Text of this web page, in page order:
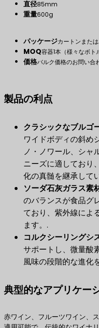
直径85mm
重量600g
パッケージカートンまた
MOQ容器1本（様々なボト
価格バルク価格のお問い合
製品の利点
クラシックなブルゴ
ワイドボディの斜め
ノ・ノワール、シャ
ニーズに適しており
化の真髄を継承して
ソーダ石灰ガラス素
のバランスが食品グ
ており、紫外線によ
ます。.
コルクシーリングシ
サポートし、微量酸
風味の段階的な進化
典型的なアプリケー
赤ワイン、フルーツワイン、